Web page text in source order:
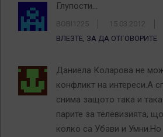
Глупости…
BOBI1225 15.03.2012
ВЛЕЗТЕ, ЗА ДА ОТГОВОРИТЕ
Даниела Коларова не
конфликт на интереси.А
снима защото така и
парите за телевизията,
колко са Убави и Умни.Но